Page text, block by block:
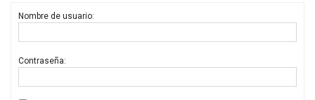
Nombre de usuario:
Contraseña: